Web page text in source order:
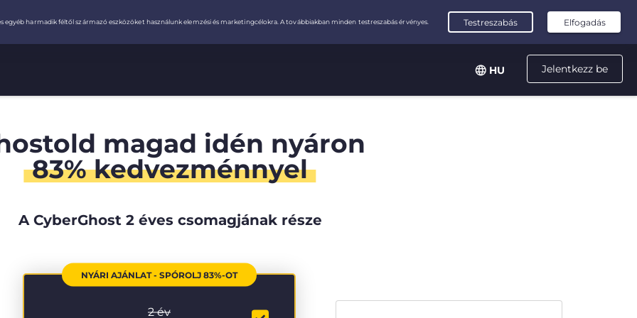
Jelentkezz be
HU
magad idén nyáron
83% kedvezménnyel
A CyberGhost 2 éves csomagjának része
NYÁRI AJÁNLAT - SPÓROLJ 83%-OT
2 év